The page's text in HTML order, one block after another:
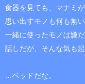
食器を見ても、マナミ
思い出すモノも何も無い
一緒に使ったモノは嫌
話しだが、そんな気も起
…ベッドだな。